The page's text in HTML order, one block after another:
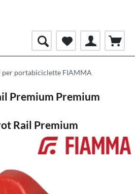
per portabiciclette FIAMMA
Premium Premium
Rail Premium